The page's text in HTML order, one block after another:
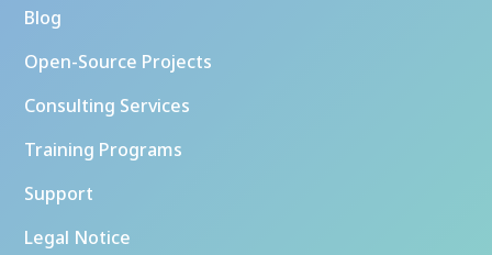
Blog
Open-Source Projects
Consulting Services
Training Programs
Support
Legal Notice